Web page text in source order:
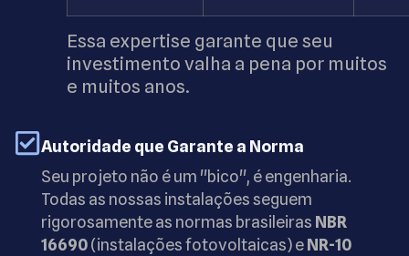
Essa expertise garante que seu
investimento valha a pena por muitos
e muitos anos.
Autoridade que Garante a Norma
Seu projeto não é um "bico", é engenharia.
Todas as nossas instalações seguem
rigorosamente as normas brasileiras NBR
16690(instalações fotovoltaicas) eNR-10